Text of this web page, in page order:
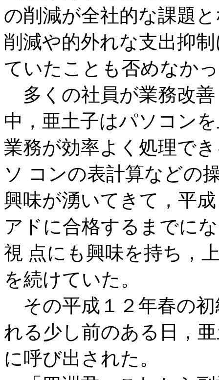
の削減が全社的な課題
削減や的外れな支出抑
ていたことも否めなか
多くの社員が業務改
中，亜土子はパソコン
業務が効率よく処理で
ソ コンの表計算などの
興味が湧いてきて，平
アドに合格するまでに
視 点にも興味を持ち，
を続けていた。
その平成１２年春の
れる少し前のある日，
に呼び出された。